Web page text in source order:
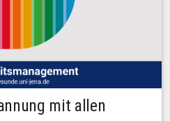
mit allen